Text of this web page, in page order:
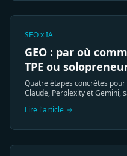
SEO x IA
GEO : par où
TPE ou
Quatre étapes concrètes
Claude, Perplexity et Gemini,
Lire l'article